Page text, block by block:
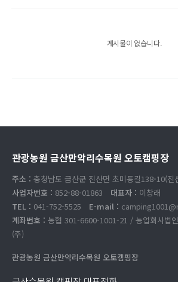
게시물이 없습니다.
관광농원 금산만악리수목원 오토캠핑장
주소 : 충청남도 금산군 진산면 초미동길138-10(진
사업자번호 : 852-88-01863 대표자 : 이창래
TEL : 041-752-5525 E-mail :
계좌번호 : 농협 301-6600-1001-21 / 농업회사법
(주)
관광농원 금산만악리수목원 오토캠핑장